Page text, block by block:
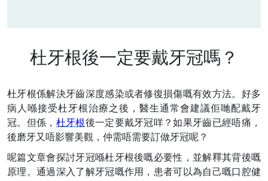
杜牙根後一定要戴牙冠嗎？
杜牙根係解決牙齒深度感染或者修復損傷嘅有效方法。好多
病人喺接受杜牙根治療之後，醫生通常會建議佢哋配戴牙
冠。但係， 杜牙根後一定要戴牙冠咩？如果牙齒已經唔痛，
後磨牙又唔影響美觀，仲需唔需要訂做牙冠呢？
呢篇文章會探討牙冠喺杜牙根後嘅必要性，並解釋其背後嘅
原理。通過深入了解牙冠嘅作用，患者可以為自己嘅口腔健